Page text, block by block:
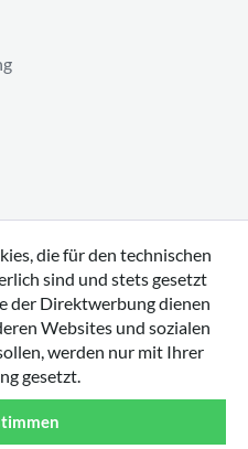
die für den technischen
sind und stets gesetzt
der Direktwerbung dienen
Websites und sozialen
werden nur mit Ihrer
gesetzt.